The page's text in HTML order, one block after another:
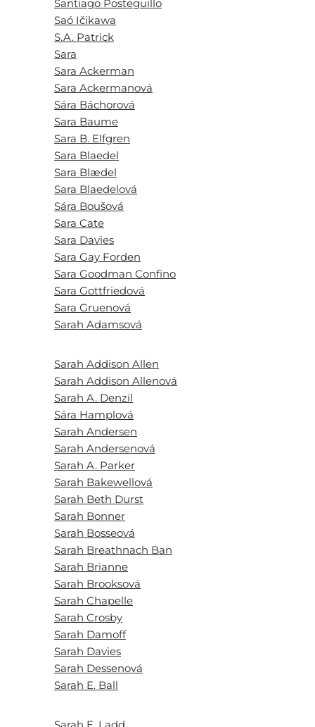
Santiago Posteguillo
Saó Ičikawa
S.A. Patrick
Sara
Sara Ackerman
Sara Ackermanová
Sára Báchorová
Sara Baume
Sara B. Elfgren
Sara Blaedel
Sara Blædel
Sara Blaedelová
Sára Boušová
Sara Cate
Sara Davies
Sara Gay Forden
Sara Goodman Confino
Sara Gottfriedová
Sara Gruenová
Sarah Adamsová
Sarah Addison Allen
Sarah Addison Allenová
Sarah A. Denzil
Sára Hamplová
Sarah Andersen
Sarah Andersenová
Sarah A. Parker
Sarah Bakewellová
Sarah Beth Durst
Sarah Bonner
Sarah Bosseová
Sarah Breathnach Ban
Sarah Brianne
Sarah Brooksová
Sarah Chapelle
Sarah Crosby
Sarah Damoff
Sarah Davies
Sarah Dessenová
Sarah E. Ball